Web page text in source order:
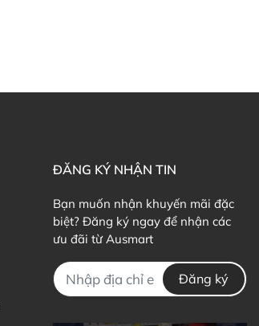
ĐĂNG KÝ NHẬN TIN
Bạn muốn nhận khuyến mãi đặc
biệt? Đăng ký ngay để nhận các
ưu đãi từ Ausmart
Đăng ký